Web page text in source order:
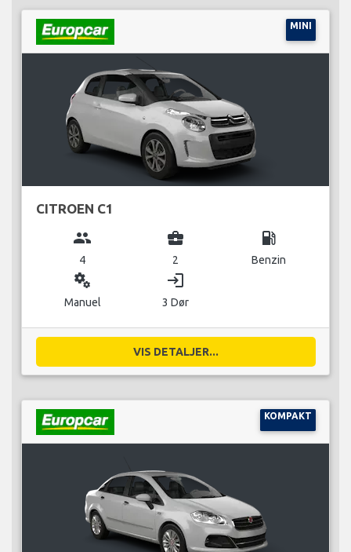
MINI
CITROEN C1
group
4
business_center
2
local_gas_station
Benzin
miscellaneous_services
Manuel
login
3 Dør
VIS DETALJER...
KOMPAKT